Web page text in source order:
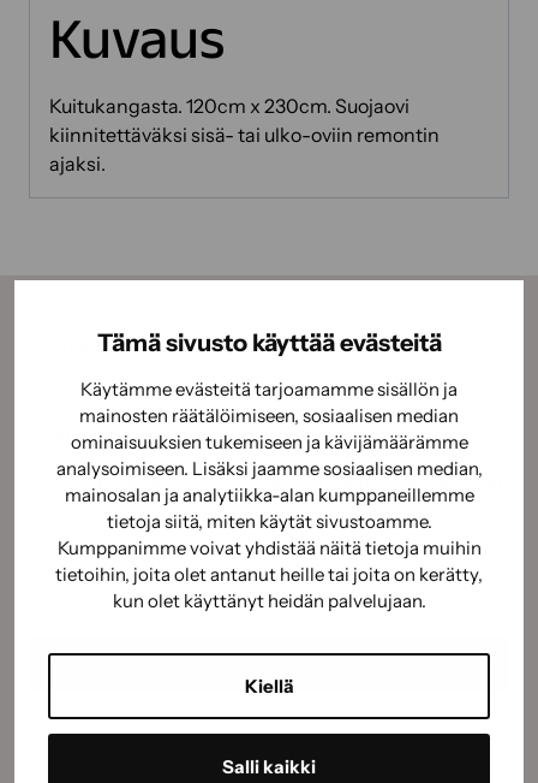
Tämä sivusto käyttää evästeitä
Käytämme evästeitä tarjoamamme sisällön ja
mainosten räätälöimiseen, sosiaalisen median
ominaisuuksien tukemiseen ja kävijämäärämme
analysoimiseen. Lisäksi jaamme sosiaalisen median,
mainosalan ja analytiikka-alan kumppaneillemme
tietoja siitä, miten käytät sivustoamme.
Kumppanimme voivat yhdistää näitä tietoja muihin
tietoihin, joita olet antanut heille tai joita on kerätty,
kun olet käyttänyt heidän palvelujaan.
Kiellä
Salli kaikki
Kuvaus
Kuitukangasta. 120cm x 230cm. Suojaovi
kiinnitettäväksi sisä- tai ulko-oviin remontin
ajaksi.
Tilaamalla uutiskirjeemme saat kauden parhaat
Sähköposti
(Pakollinen)
Suostumus (Pakollinen)
Hyväksyn tietojeni käyttämisentietosuojaselosteen
mukaisesti. (Pakollinen)
CAPTCHA